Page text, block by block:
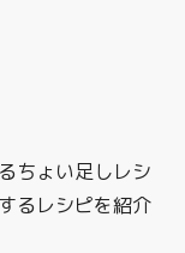
ちょい足しレシ
るレシピを紹介